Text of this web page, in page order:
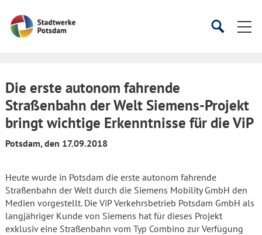
Startseite
SucheSuche
Die erste autonom fahrende
Straßenbahn der Welt Siemens-Projekt
bringt wichtige Erkenntnisse für die ViP
Potsdam, den 17.09.2018
Heute wurde in Potsdam die erste autonom fahrende
Straßenbahn der Welt durch die Siemens Mobility GmbH den
Medien vorgestellt. Die ViP Verkehrsbetrieb Potsdam GmbH als
langjähriger Kunde von Siemens hat für dieses Projekt
exklusiv eine Straßenbahn vom Typ Combino zur Verfügung